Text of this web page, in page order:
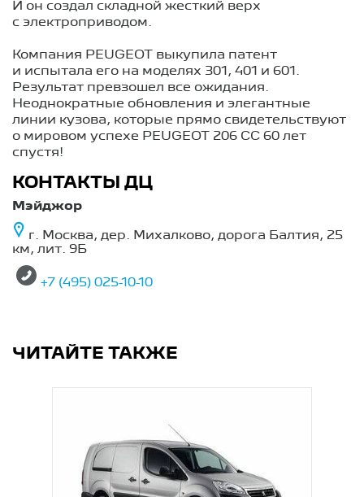
И он создал складной жесткий верх
с электроприводом.
Компания PEUGEOT выкупила патент
и испытала его на моделях 301, 401 и 601.
Результат превзошел все ожидания.
Неоднократные обновления и элегантные
линии кузова, которые прямо свидетельствуют
о мировом успехе PEUGEOT 206 CC 60 лет
спустя!
КОНТАКТЫ ДЦ
Мэйджор
г. Москва, дер. Михалково, дорога Балтия, 25
км, лит. 9Б
+7 (495) 025-10-10
ЧИТАЙТЕ ТАКЖЕ